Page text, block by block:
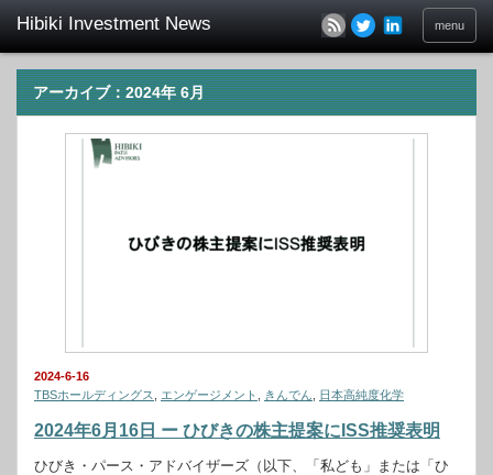
menu
アーカイブ：2024年 6月
2024-6-16
TBSホールディングス
エンゲージメント きんでん 日本高純度化学
2024年6月16日 ー ひびきの株主提案にISS推奨表明
ひびき・パース・アドバイザーズ（以下、「私ども」または「ひ